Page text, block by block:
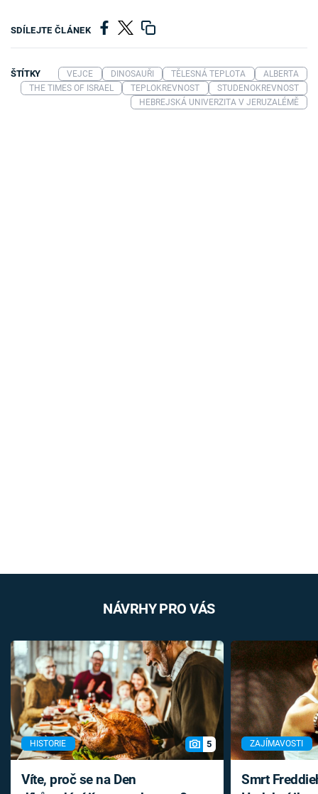
SDÍLEJTE ČLÁNEK
ŠTÍTKY VEJCE DINOSAUŘI TĚLESNÁ TEPLOTA
ALBERTA
THE TIMES OF ISRAEL
TEPLOKREVNOST
STUDENOKREVNOST
HEBREJSKÁ UNIVERZITA V JERUZALÉMĚ
NÁVRHY PRO VÁS
HISTORIE 5
Víte, proč se na Den
ZAJÍMAVOSTI
Smrt